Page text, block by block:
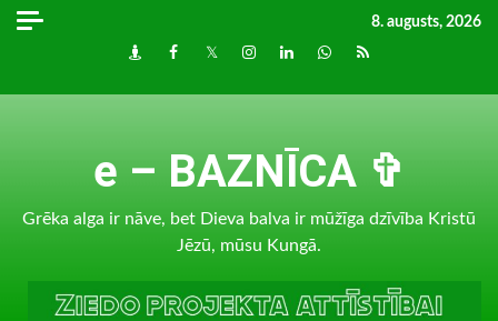
Skip
8. augusts, 2026
DraugiemFacebook
TwitterInstagram
LinkedInwhatsapp
RSS
e – BAZNĪCA ✞
Grēka alga ir nāve, bet Dieva balva ir mūžīga dzīvība Kristū
Jēzū, mūsu Kungā.